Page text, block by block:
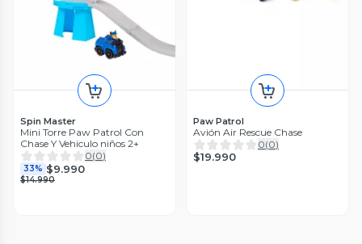
Spin Master
Mini Torre Paw Patrol Con
Chase Y Vehiculo niños 2+
0(0)
33% $9.990
$14.990
Paw Patrol
Avión Air Rescue Chase
0(0)
$19.990